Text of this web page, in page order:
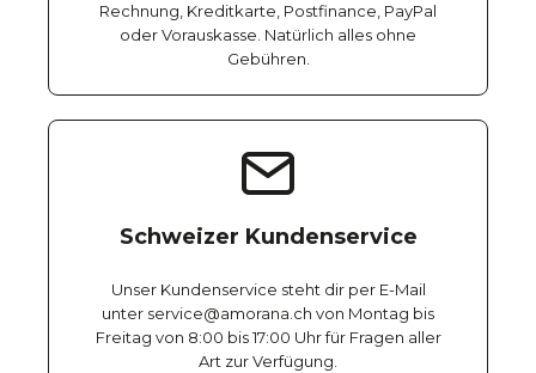
Rechnung, Kreditkarte, Postfinance, PayPal
oder Vorauskasse. Natürlich alles ohne
Gebühren.
Schweizer Kundenservice
Unser Kundenservice steht dir per E-Mail
unter service@amorana.ch von Montag bis
Freitag von 8:00 bis 17:00 Uhr für Fragen aller
Art zur Verfügung.